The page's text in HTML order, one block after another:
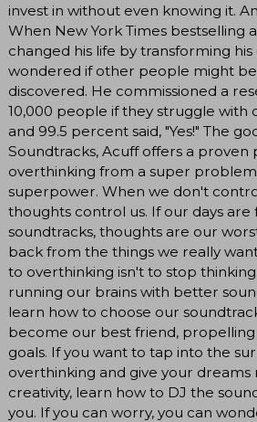
invest in without even knowing it.
When New York Times bestselling
changed his life by transforming
wondered if other people might
discovered. He commissioned a
10,000 people if they struggle with
and 99.5 percent said, "Yes!" The
Soundtracks, Acuff offers a proven
overthinking from a super
superpower. When we don't
thoughts control us. If our days
soundtracks, thoughts are our
back from the things we really
to overthinking isn't to stop
running our brains with better
learn how to choose our
become our best friend,
goals. If you want to tap into the
overthinking and give your
creativity, learn how to DJ the
you. If you can worry, you can